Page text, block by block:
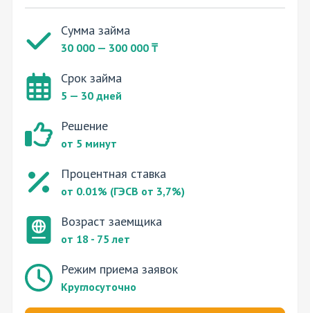
Сумма займа
30 000 — 300 000 ₸
Срок займа
5 — 30 дней
Решение
от 5 минут
Процентная ставка
от 0.01% (ГЭСВ от 3,7%)
Возраст заемщика
от 18 - 75 лет
Режим приема заявок
Круглосуточно